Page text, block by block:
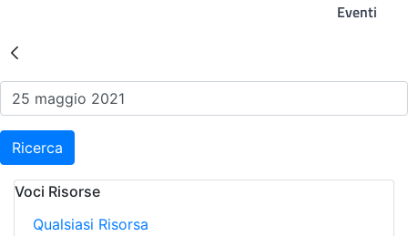
Eventi
Risultati della Ricerca -
Ricerca
Voci Risorse
Qualsiasi Risorsa